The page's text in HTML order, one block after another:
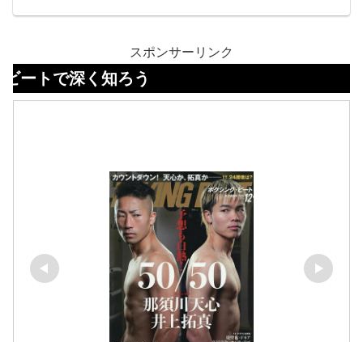
点まで、徹底的に解説していく。ファン
や初心者が誤解しやすいポイントや、よ
係」といったキーワードを中心に構成し
スポンサーリンク
く知ろう